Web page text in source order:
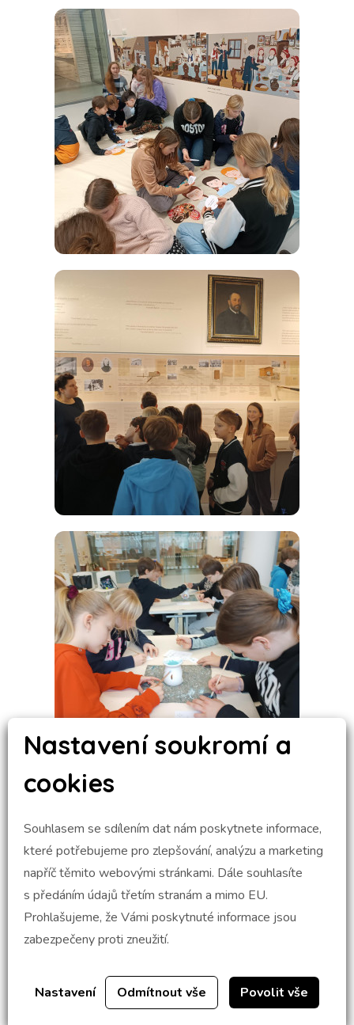
Nastavení soukromí a
cookies
Souhlasem se sdílením dat nám poskytnete informace,
které potřebujeme pro zlepšování, analýzu a marketing
napříč těmito webovými stránkami. Dále souhlasíte
s předáním údajů třetím stranám a mimo EU.
Prohlašujeme, že Vámi poskytnuté informace jsou
zabezpečeny proti zneužití.
Nastavení Odmítnout vše Povolit vše